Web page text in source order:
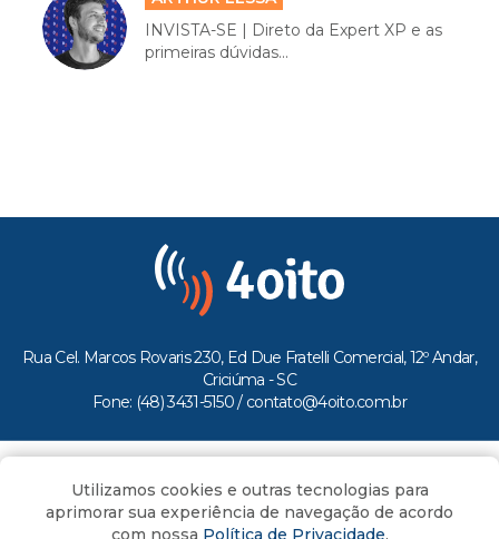
INVISTA-SE | Direto da Expert XP e as
primeiras dúvidas...
Rua Cel. Marcos Rovaris 230, Ed Due Fratelli Comercial, 12º Andar,
Criciúma - SC
Fone: (48) 3431-5150 / contato@4oito.com.br
Todos os direitos reservados ao Portal 4oito
Utilizamos cookies e outras tecnologias para
aprimorar sua experiência de navegação de acordo
com nossa Política de Privacidade.